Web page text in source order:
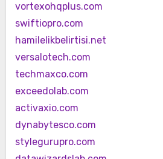
vortexohqplus.com
swiftiopro.com
hamilelikbelirtisi.net
versalotech.com
techmaxco.com
exceedolab.com
activaxio.com
dynabytesco.com
stylegurupro.com